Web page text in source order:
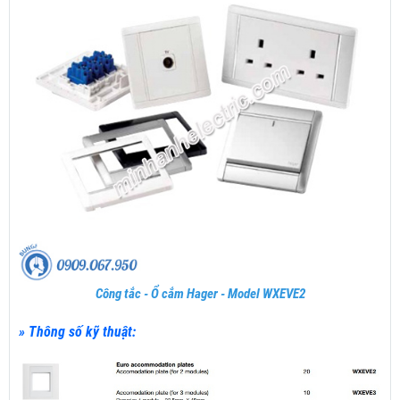
Công tắc - Ổ cắm Hager - Model WXEVE2
» Thông số kỹ thuật: